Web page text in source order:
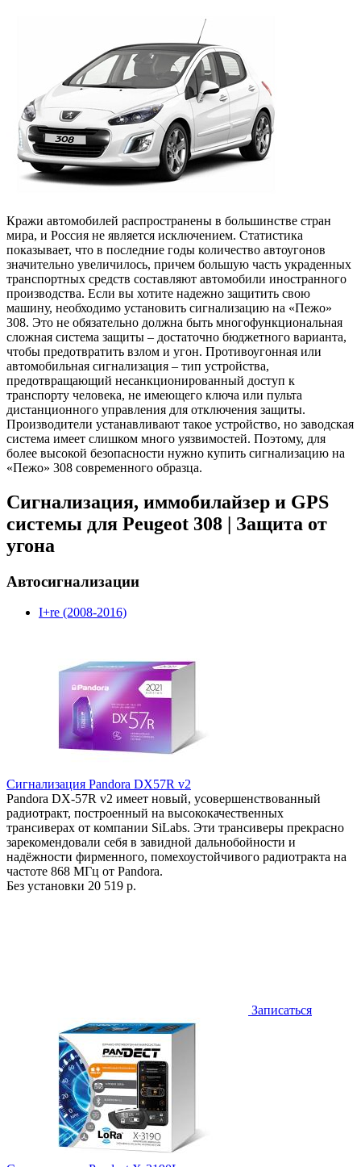
Кражи автомобилей распространены в большинстве стран
мира, и Россия не является исключением. Статистика
показывает, что в последние годы количество автоугонов
значительно увеличилось, причем большую часть украденных
транспортных средств составляют автомобили иностранного
производства. Если вы хотите надежно защитить свою
машину, необходимо установить сигнализацию на «Пежо»
308. Это не обязательно должна быть многофункциональная
сложная система защиты – достаточно бюджетного варианта,
чтобы предотвратить взлом и угон. Противоугонная или
автомобильная сигнализация – тип устройства,
предотвращающий несанкционированный доступ к
транспорту человека, не имеющего ключа или пульта
дистанционного управления для отключения защиты.
Производители устанавливают такое устройство, но заводская
система имеет слишком много уязвимостей. Поэтому, для
более высокой безопасности нужно купить сигнализацию на
«Пежо» 308 современного образца.
Сигнализация, иммобилайзер и GPS
системы для Peugeot 308 | Защита от
угона
Автосигнализации
I+re (2008-2016)
Сигнализация Pandora DX57R v2
Pandora DX-57R v2 имеет новый, усовершенствованный
радиотракт, построенный на высококачественных
трансиверах от компании SiLabs. Эти трансиверы прекрасно
зарекомендовали себя в завидной дальнобойности и
надёжности фирменного, помехоустойчивого радиотракта на
частоте 868 МГц от Pandora.
Без установки 20 519 р.
Записаться